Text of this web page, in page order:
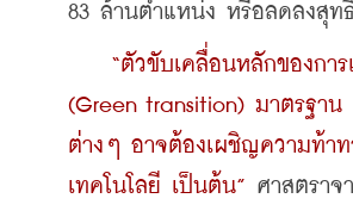
83 ล้านตําแหน่ง หรือลดลงสุ
“ตัวขับเคลื่อนหลักของกา
(Green transition) มาตรฐาน
ต่างๆ อาจต้องเผชิญความท้าท
เทคโนโลยี เป็นต้น” ศาสตราจ